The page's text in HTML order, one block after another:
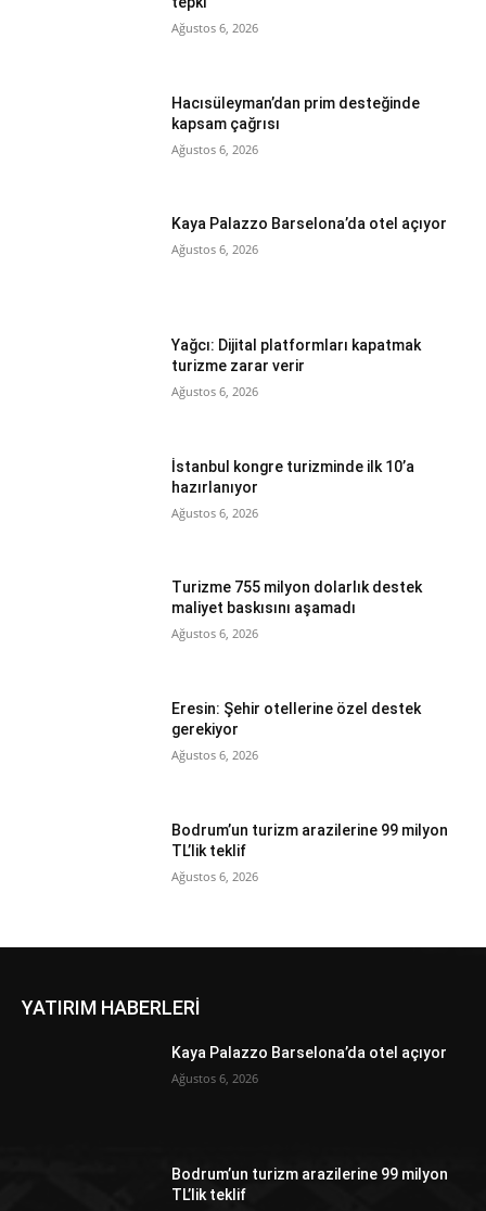
Ağustos 6, 2026
Hacısüleyman’dan prim desteğinde
kapsam çağrısı
Ağustos 6, 2026
Kaya Palazzo Barselona’da otel açıyor
Ağustos 6, 2026
Yağcı: Dijital platformları kapatmak
turizme zarar verir
Ağustos 6, 2026
İstanbul kongre turizminde ilk 10’a
hazırlanıyor
Ağustos 6, 2026
Turizme 755 milyon dolarlık destek
maliyet baskısını aşamadı
Ağustos 6, 2026
Eresin: Şehir otellerine özel destek
gerekiyor
Ağustos 6, 2026
Bodrum’un turizm arazilerine 99 milyon
TL’lik teklif
Ağustos 6, 2026
YATIRIM HABERLERİ
Kaya Palazzo Barselona’da otel açıyor
Ağustos 6, 2026
Bodrum’un turizm arazilerine 99 milyon
TL’lik teklif